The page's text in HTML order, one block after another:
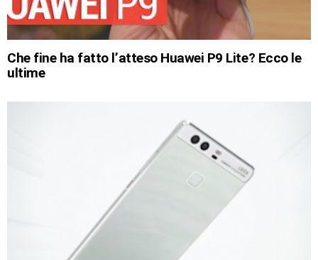
Che fine ha fatto l’atteso Huawei P9 Lite? Ecco le
ultime